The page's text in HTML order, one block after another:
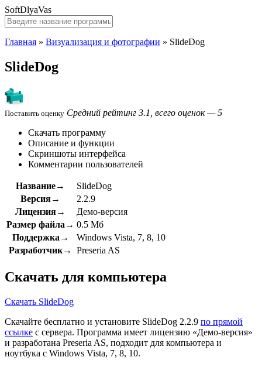
SoftDlyaVas
Главная » Визуализация и фотографии » SlideDog
SlideDog
Поставить оценку Средний рейтинг 3.1, всего оценок — 5
Скачать программу
Описание и функции
Скриншоты интерфейса
Комментарии пользователей
Название→
SlideDog
Версия→
2.2.9
Лицензия→
Демо-версия
Размер файла→ 0.5 Мб
Поддержка→
Windows Vista, 7, 8, 10
Разработчик→
Preseria AS
Скачать для компьютера
Скачать SlideDog
Скачайте бесплатно и установите SlideDog 2.2.9 по прямой
ссылке с сервера. Программа имеет лицензию «Демо-версия»
и разработана Preseria AS, подходит для компьютера и
ноутбука с Windows Vista, 7, 8, 10.